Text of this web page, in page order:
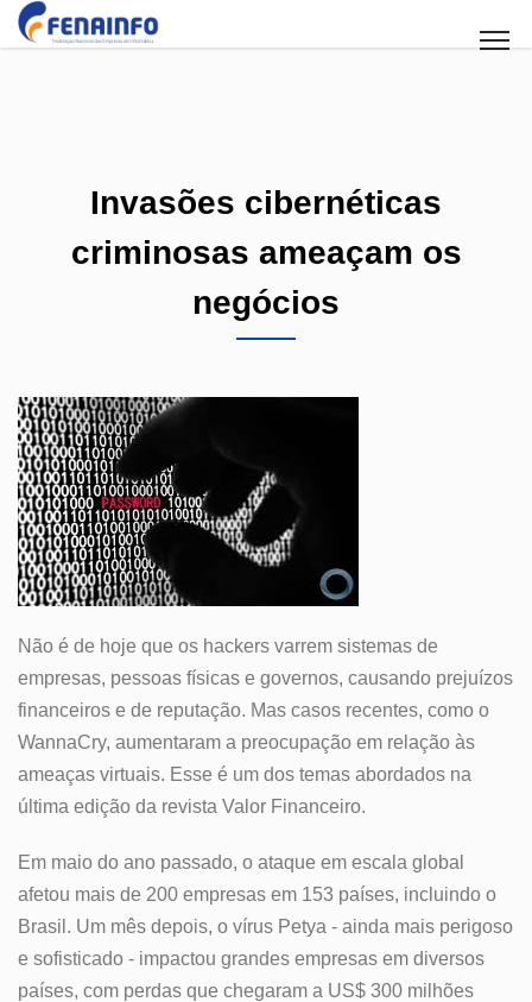
Invasões cibernéticas
criminosas ameaçam os
negócios
Não é de hoje que os hackers varrem sistemas de
empresas, pessoas físicas e governos, causando prejuízos
financeiros e de reputação. Mas casos recentes, como o
WannaCry, aumentaram a preocupação em relação às
ameaças virtuais. Esse é um dos temas abordados na
última edição da revista Valor Financeiro.
Em maio do ano passado, o ataque em escala global
afetou mais de 200 empresas em 153 países, incluindo o
Brasil. Um mês depois, o vírus Petya - ainda mais perigoso
e sofisticado - impactou grandes empresas em diversos
países, com perdas que chegaram a US$ 300 milhões